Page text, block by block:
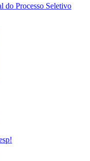
do Processo Seletivo